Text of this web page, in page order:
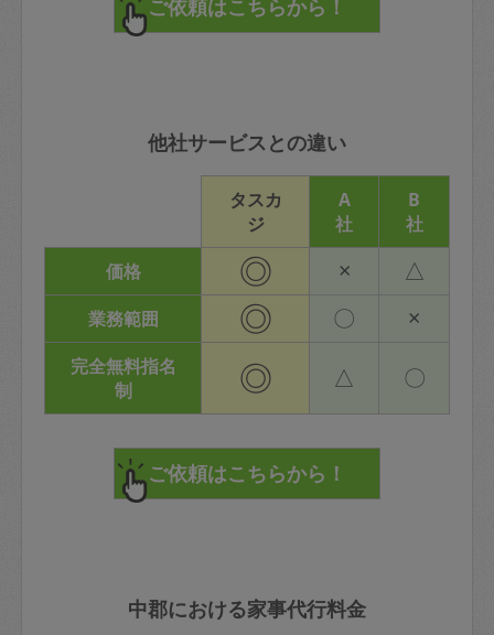
他社サービスとの違い
タスカ
ジ
A
社
B
社
価格
◎ × △
業務範囲 ◎ 〇 ×
完全無料指名
制
◎ △ 〇
中郡における家事代行料金